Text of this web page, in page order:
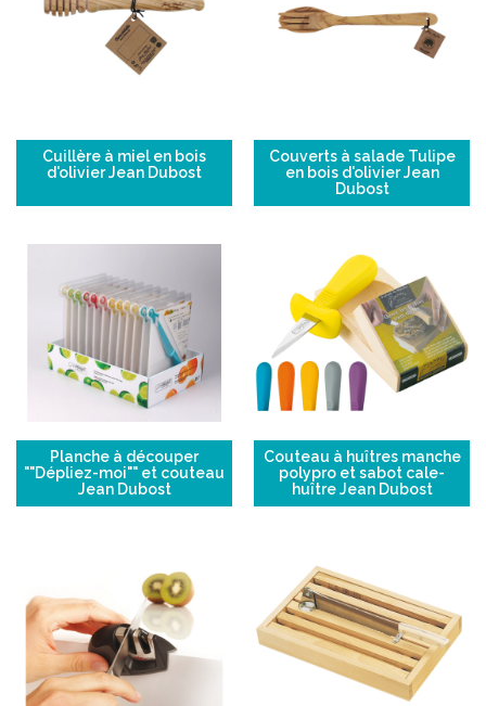
Cuillère à miel en bois
d'olivier Jean Dubost
Couverts à salade Tulipe
en bois d'olivier Jean
Dubost
Planche à découper
""Dépliez-moi"" et couteau
Jean Dubost
Couteau à huîtres manche
polypro et sabot cale-
huître Jean Dubost